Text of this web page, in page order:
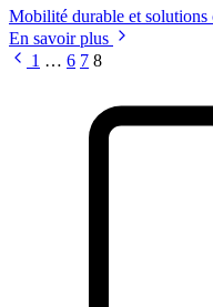
Mobilité durable et solutions
En savoir plus
1 … 6 7 8